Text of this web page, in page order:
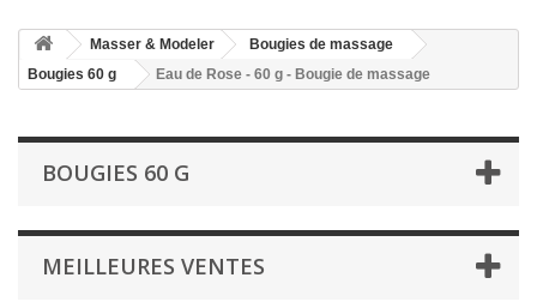
Masser & Modeler
Bougies de massage
Bougies 60 g
Eau de Rose - 60 g - Bougie de massage
BOUGIES 60 G
MEILLEURES VENTES